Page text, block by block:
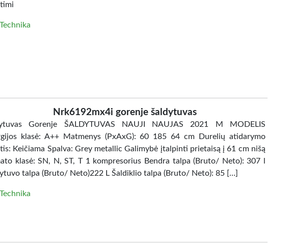
Technika
Nrk6192mx4i gorenje šaldytuvas
Gorenje ŠALDYTUVAS NAUJI NAUJAS 2021 M MODELIS
klasė: A++ Matmenys (PxAxG): 60 185 64 cm Durelių atidarymo
Keičiama Spalva: Grey metallic Galimybė įtalpinti prietaisą į 61 cm nišą
klasė: SN, N, ST, T 1 kompresorius Bendra talpa (Bruto/ Neto): 307 l
talpa (Bruto/ Neto)222 L Šaldiklio talpa (Bruto/ Neto): 85 […]
Technika